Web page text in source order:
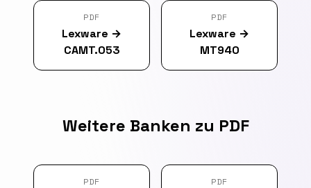
PDF
Lexware →
CAMT.053
PDF
Lexware →
MT940
Weitere Banken zu PDF
PDF PDF